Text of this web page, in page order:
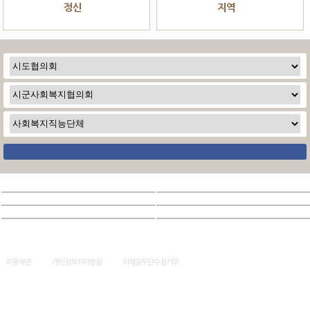
정신 지역
이용약관 개인정보처리방침 이메일무단수집거부